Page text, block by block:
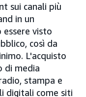
sui canali più
in un
essere visto
così da
L'acquisto
di media
stampa e
digitali come siti